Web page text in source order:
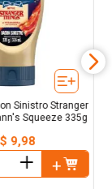
Sinistro Stranger
Squeeze 335g
9,98
＋